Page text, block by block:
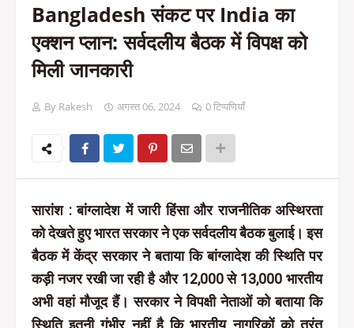
Bangladesh संकट पर India का
एक्शन प्लान: सर्वदलीय बैठक में विपक्ष को
मिली जानकारी
By Rakesh अगस्त 06, 2024 0 टिप्पणियाँ
सारांश : बांग्लादेश में जारी हिंसा और राजनीतिक अस्थिरता
को देखते हुए भारत सरकार ने एक सर्वदलीय बैठक बुलाई। इस
बैठक में केंद्र सरकार ने बताया कि बांग्लादेश की स्थिति पर
कड़ी नजर रखी जा रही है और 12,000 से 13,000 भारतीय
अभी वहां मौजूद हैं। सरकार ने विपक्षी नेताओं को बताया कि
स्थिति इतनी गंभीर नहीं है कि भारतीय नागरिकों को तुरंत